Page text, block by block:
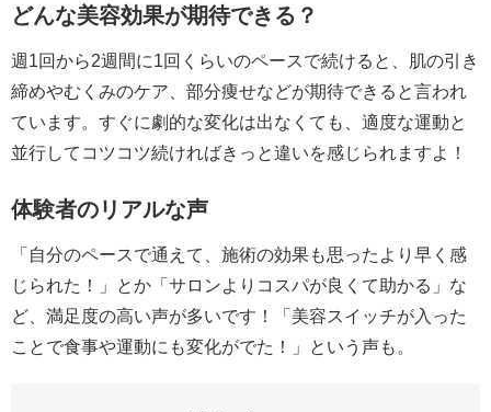
どんな美容効果が期待できる？
週1回から2週間に1回くらいのペースで続けると、肌の引き
締めやむくみのケア、部分痩せなどが期待できると言われ
ています。すぐに劇的な変化は出なくても、適度な運動と
並行してコツコツ続ければきっと違いを感じられますよ！
体験者のリアルな声
「自分のペースで通えて、施術の効果も思ったより早く感
じられた！」とか「サロンよりコスパが良くて助かる」な
ど、満足度の高い声が多いです！「美容スイッチが入った
ことで食事や運動にも変化がでた！」という声も。